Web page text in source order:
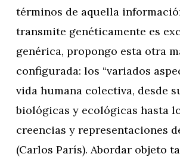
términos de aquella
transmite genéticamente es
genérica, propongo esta otra
configurada: los “variados
vida humana colectiva, desde
biológicas y ecológicas hasta
creencias y representaciones
(Carlos París). Abordar objeto